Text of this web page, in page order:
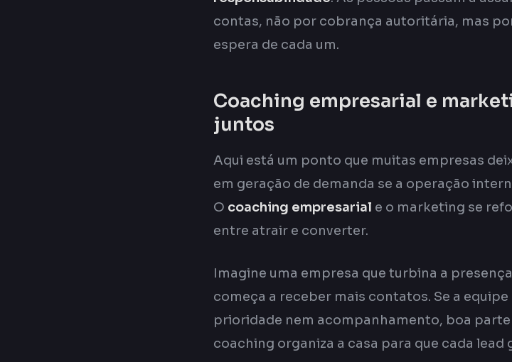
contas, não por cobrança autoritária, mas
espera de cada um.
Coaching empresarial e
juntos
Aqui está um ponto que muitas empresas
em geração de demanda se a operação
O coaching empresarial e o marketing se
entre atrair e converter.
Imagine uma empresa que turbina a
começa a receber mais contatos. Se a
prioridade nem acompanhamento, boa
coaching organiza a casa para que cada